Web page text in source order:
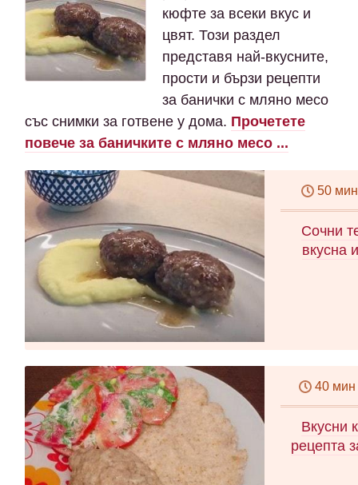
кюфте за всеки вкус и
цвят. Този раздел
представя най-вкусните,
прости и бързи рецепти
за банички с мляно месо
със снимки за готвене у дома. Прочетете
повече за баничките с мляно месо ...
50 мин
Сочни
вкусна
40 мин
Вкусни
рецепта